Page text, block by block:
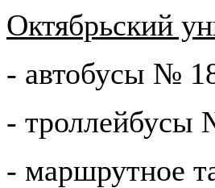
Октябрьский
- автобусы №
-
- маршрутное